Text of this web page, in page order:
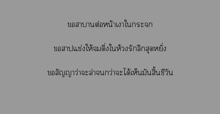
าาต่อหน้าเาใะ
สาปแช่งให้ดิ่งให้วงรักลึกสุดหยั่ง
สัญญาว่าะล่ากว่าะได้เห็นมันสิ้นชีวัน